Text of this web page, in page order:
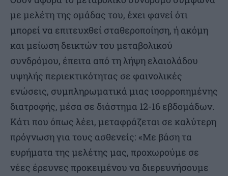
με μελέτη της ομάδας του, έχει φανεί ότι
μπορεί να επιτευχθεί σταθεροποίηση, ή ακόμη
και μείωση δεικτών του μεταβολικού
συνδρόμου, έπειτα από τη λήψη ελαιολάδου
υψηλής περιεκτικότητας σε φαινολικές
ενώσεις, συμπληρωματικά μιας ισορροπημένης
διατροφής, μέσα σε διάστημα 12-16 εβδομάδων.
Κάτι που όπως λέει, μεταφράζεται σε καλύτερη
πρόγνωση για τους ασθενείς: «Με βάση τα
ευρήματα της μελέτης μας, προχωρούμε σε
νέες έρευνες προκειμένου να διερευνήσουμε